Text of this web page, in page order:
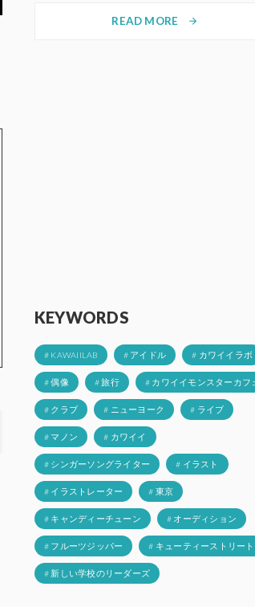
READ MORE arrow_forward
KEYWORDS
# KAWAIILAB # アイドル # カワイイラボ
# 偶像 # 旅行 # カワイイモンスターカフ
# クラブ # ニューヨーク # ライブ
# マノン # カワイイ
# シンガーソングライター # イラスト
# イラストレーター # 東京
# キャンディーチューン # オーディション
# フルーツジッパー # キューティーストリート
# 新しい学校のリーダーズ